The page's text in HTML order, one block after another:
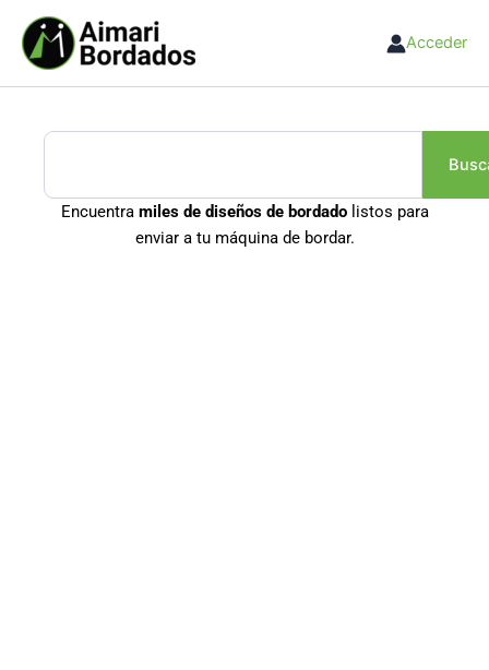
contenido
Acceder
Buscar
Encuentra miles de diseños de bordado listos para
enviar a tu máquina de bordar.